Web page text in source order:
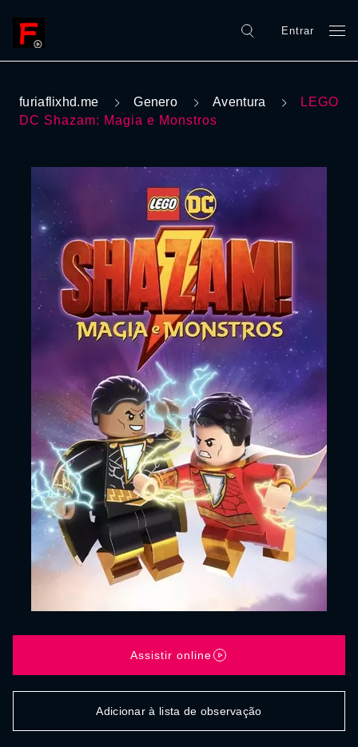
Entrar
furiaflixhd.me Genero Aventura
LEGO
DC Shazam: Magia e Monstros
Assistir online
Adicionar à lista de observação